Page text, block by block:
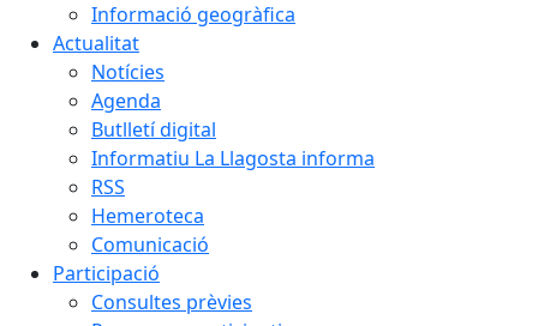
Informació geogràfica
Actualitat
Notícies
Agenda
Butlletí digital
Informatiu La Llagosta informa
RSS
Hemeroteca
Comunicació
Participació
Consultes prèvies